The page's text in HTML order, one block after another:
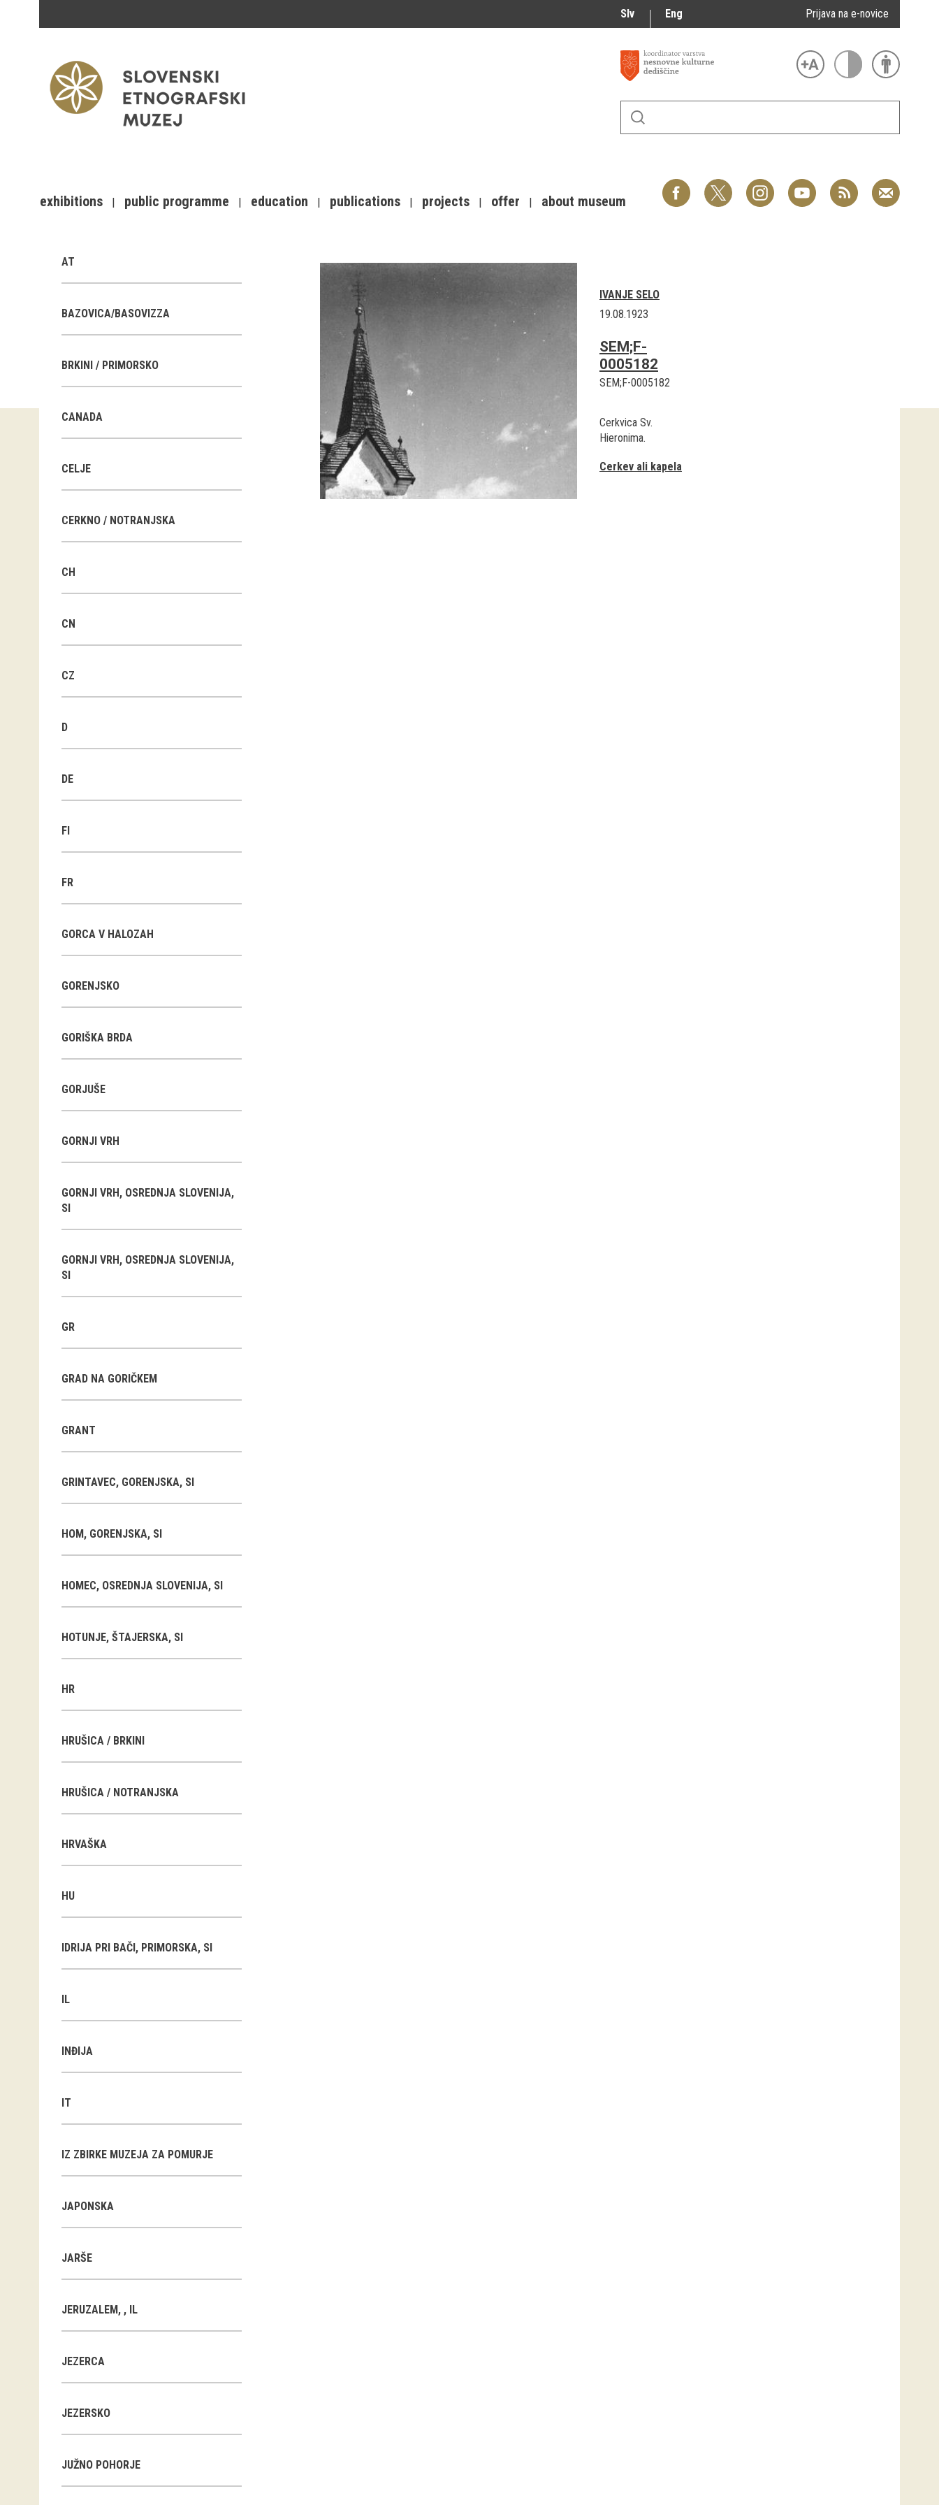
Slv Eng Prijava na e-novice
exhibitions public programme education publications projects offer about museum
AT
BAZOVICA/BASOVIZZA
BRKINI / PRIMORSKO
CANADA
CELJE
CERKNO / NOTRANJSKA
CH
CN
CZ
D
DE
FI
FR
GORCA V HALOZAH
GORENJSKO
GORIŠKA BRDA
GORJUŠE
GORNJI VRH
GORNJI VRH, OSREDNJA SLOVENIJA,
SI
GORNJI VRH, OSREDNJA SLOVENIJA,
SI
GR
GRAD NA GORIČKEM
GRANT
GRINTAVEC, GORENJSKA, SI
HOM, GORENJSKA, SI
HOMEC, OSREDNJA SLOVENIJA, SI
HOTUNJE, ŠTAJERSKA, SI
HR
HRUŠICA / BRKINI
HRUŠICA / NOTRANJSKA
HRVAŠKA
HU
IDRIJA PRI BAČI, PRIMORSKA, SI
IL
INĐIJA
IT
IZ ZBIRKE MUZEJA ZA POMURJE
JAPONSKA
JARŠE
JERUZALEM, , IL
JEZERCA
JEZERSKO
JUŽNO POHORJE
IVANJE SELO
19.08.1923
SEM;F-
0005182
SEM;F-0005182
Cerkvica Sv.
Hieronima.
Cerkev ali kapela